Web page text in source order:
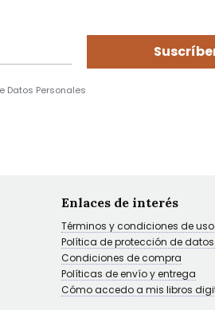
Datos Personales
Enlaces de interés
Términos y condiciones de uso
Política de protección de
Condiciones de compra
Políticas de envío y entrega
Cómo accedo a mis libros